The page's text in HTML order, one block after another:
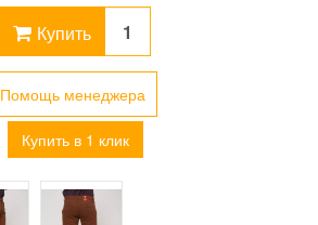
Купить
Помощь менеджера
Купить в 1 клик